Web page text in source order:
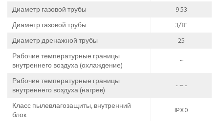
Диаметр газовой трубы
9.53
Диаметр газовой трубы
3/8"
Диаметр дренажной трубы
25
Рабочие температурные границы
внутреннего воздуха (охлаждение)
- ~ -
Рабочие температурные границы
внутреннего воздуха (нагрев)
- ~ -
Класс пылевлагозащиты, внутренний
блок
IPX0